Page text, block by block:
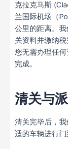
克拉克马斯
兰国际机场（
公里的距离。
关资料并缴纳
您无需办理任
完成。
清关与
清关完毕后，
适的车辆进行门